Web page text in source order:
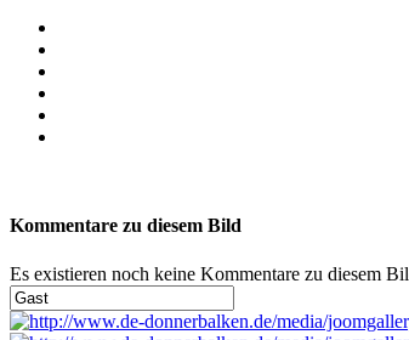
Kommentare zu diesem Bild
Es existieren noch keine Kommentare zu diesem